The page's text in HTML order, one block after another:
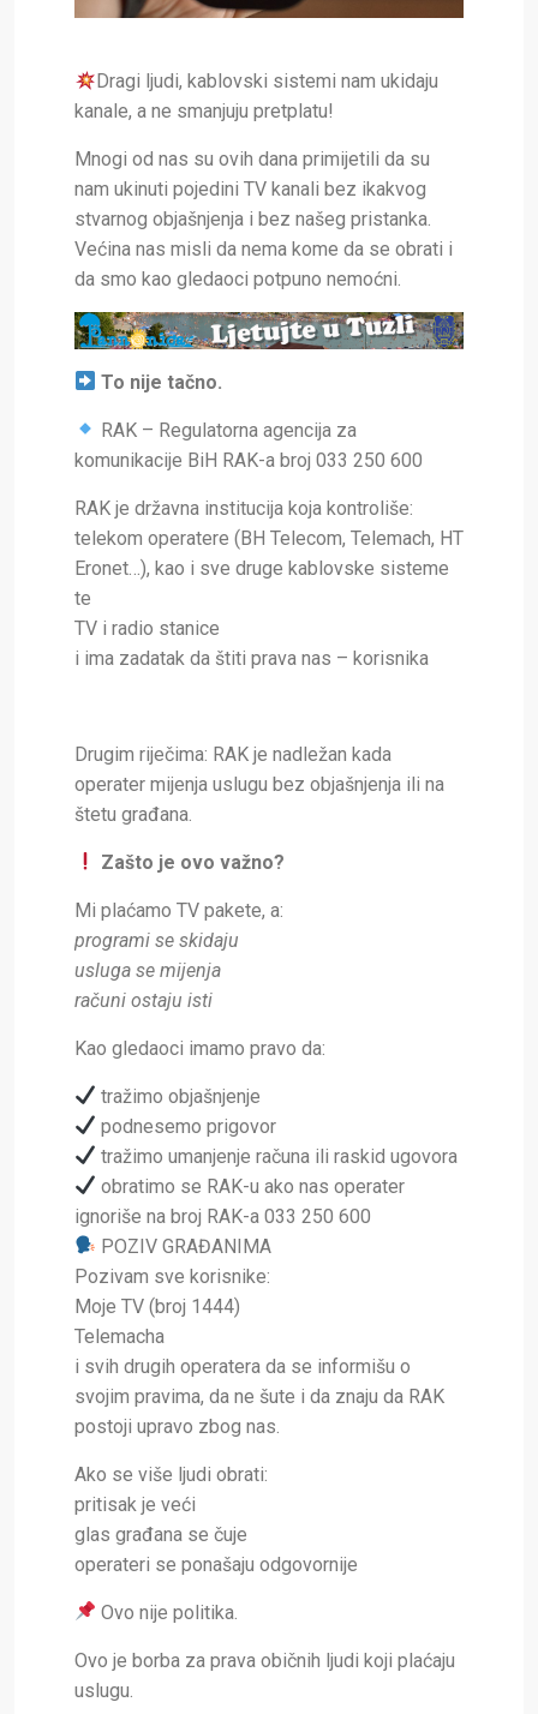
Dragi ljudi, kablovski sistemi nam ukidaju
kanale, a ne smanjuju pretplatu!
Mnogi od nas su ovih dana primijetili da su
nam ukinuti pojedini TV kanali bez ikakvog
stvarnog objašnjenja i bez našeg pristanka.
Većina nas misli da nema kome da se obrati i
da smo kao gledaoci potpuno nemoćni.
To nije tačno.
RAK – Regulatorna agencija za
komunikacije BiH RAK-a broj 033 250 600
RAK je državna institucija koja kontroliše:
telekom operatere (BH Telecom, Telemach, HT
Eronet…), kao i sve druge kablovske sisteme
te
TV i radio stanice
i ima zadatak da štiti prava nas – korisnika
Drugim riječima: RAK je nadležan kada
operater mijenja uslugu bez objašnjenja ili na
štetu građana.
Zašto je ovo važno?
Mi plaćamo TV pakete, a:
programi se skidaju
usluga se mijenja
računi ostaju isti
Kao gledaoci imamo pravo da:
tražimo objašnjenje
podnesemo prigovor
tražimo umanjenje računa ili raskid ugovora
obratimo se RAK-u ako nas operater
ignoriše na broj RAK-a 033 250 600
POZIV GRAĐANIMA
Pozivam sve korisnike:
Moje TV (broj 1444)
Telemacha
i svih drugih operatera da se informišu o
svojim pravima, da ne šute i da znaju da RAK
postoji upravo zbog nas.
Ako se više ljudi obrati:
pritisak je veći
glas građana se čuje
operateri se ponašaju odgovornije
Ovo nije politika.
Ovo je borba za prava običnih ljudi koji plaćaju
uslugu.